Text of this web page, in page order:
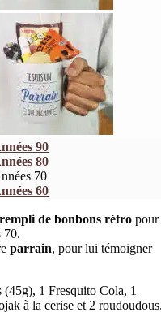
de bonbons rétro pour
70.
parrain, pour lui témoigner
(45g), 1 Fresquito Cola, 1
à la cerise et 2
90
80
70
60